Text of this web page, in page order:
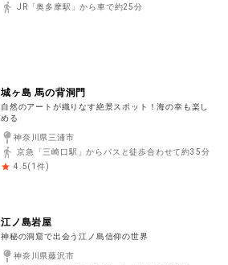
JR「奥多摩駅」から車で約25分
城ヶ島 馬の背洞門
自然のアートが織りなす絶景スポット！海の幸も楽し
める
神奈川県三浦市
京急「三崎口駅」からバスと徒歩合わせて約35分
4.5( 1件)
江ノ島岩屋
神秘の洞窟で出会う江ノ島信仰の世界
神奈川県藤沢市